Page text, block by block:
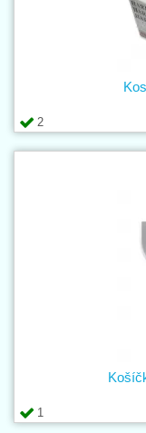
2
1